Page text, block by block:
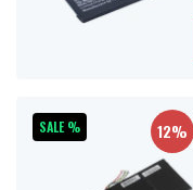
SALE % 12%